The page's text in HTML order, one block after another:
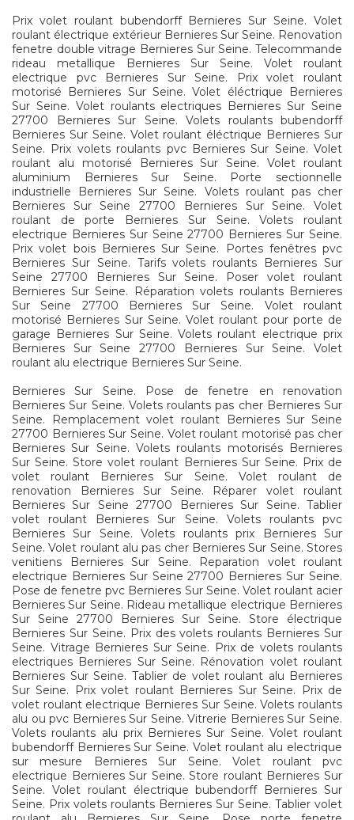
Prix volet roulant bubendorff Bernieres Sur Seine. Volet
roulant électrique extérieur Bernieres Sur Seine. Renovation
fenetre double vitrage Bernieres Sur Seine. Telecommande
rideau metallique Bernieres Sur Seine. Volet roulant
electrique pvc Bernieres Sur Seine. Prix volet roulant
motorisé Bernieres Sur Seine. Volet éléctrique Bernieres
Sur Seine. Volet roulants electriques Bernieres Sur Seine
27700 Bernieres Sur Seine. Volets roulants bubendorff
Bernieres Sur Seine. Volet roulant éléctrique Bernieres Sur
Seine. Prix volets roulants pvc Bernieres Sur Seine. Volet
roulant alu motorisé Bernieres Sur Seine. Volet roulant
aluminium Bernieres Sur Seine. Porte sectionnelle
industrielle Bernieres Sur Seine. Volets roulant pas cher
Bernieres Sur Seine 27700 Bernieres Sur Seine. Volet
roulant de porte Bernieres Sur Seine. Volets roulant
electrique Bernieres Sur Seine 27700 Bernieres Sur Seine.
Prix volet bois Bernieres Sur Seine. Portes fenêtres pvc
Bernieres Sur Seine. Tarifs volets roulants Bernieres Sur
Seine 27700 Bernieres Sur Seine. Poser volet roulant
Bernieres Sur Seine. Réparation volets roulants Bernieres
Sur Seine 27700 Bernieres Sur Seine. Volet roulant
motorisé Bernieres Sur Seine. Volet roulant pour porte de
garage Bernieres Sur Seine. Volets roulant electrique prix
Bernieres Sur Seine 27700 Bernieres Sur Seine. Volet
roulant alu electrique Bernieres Sur Seine.
Bernieres Sur Seine. Pose de fenetre en renovation
Bernieres Sur Seine. Volets roulants pas cher Bernieres Sur
Seine. Remplacement volet roulant Bernieres Sur Seine
27700 Bernieres Sur Seine. Volet roulant motorisé pas cher
Bernieres Sur Seine. Volets roulants motorisés Bernieres
Sur Seine. Store volet roulant Bernieres Sur Seine. Prix de
volet roulant Bernieres Sur Seine. Volet roulant de
renovation Bernieres Sur Seine. Réparer volet roulant
Bernieres Sur Seine 27700 Bernieres Sur Seine. Tablier
volet roulant Bernieres Sur Seine. Volets roulants pvc
Bernieres Sur Seine. Volets roulants prix Bernieres Sur
Seine. Volet roulant alu pas cher Bernieres Sur Seine. Stores
venitiens Bernieres Sur Seine. Reparation volet roulant
electrique Bernieres Sur Seine 27700 Bernieres Sur Seine.
Pose de fenetre pvc Bernieres Sur Seine. Volet roulant acier
Bernieres Sur Seine. Rideau metallique electrique Bernieres
Sur Seine 27700 Bernieres Sur Seine. Store électrique
Bernieres Sur Seine. Prix des volets roulants Bernieres Sur
Seine. Vitrage Bernieres Sur Seine. Prix de volets roulants
electriques Bernieres Sur Seine. Rénovation volet roulant
Bernieres Sur Seine. Tablier de volet roulant alu Bernieres
Sur Seine. Prix volet roulant Bernieres Sur Seine. Prix de
volet roulant electrique Bernieres Sur Seine. Volets roulants
alu ou pvc Bernieres Sur Seine. Vitrerie Bernieres Sur Seine.
Volets roulants alu prix Bernieres Sur Seine. Volet roulant
bubendorff Bernieres Sur Seine. Volet roulant alu electrique
sur mesure Bernieres Sur Seine. Volet roulant pvc
electrique Bernieres Sur Seine. Store roulant Bernieres Sur
Seine. Volet roulant électrique bubendorff Bernieres Sur
Seine. Prix volets roulants Bernieres Sur Seine. Tablier volet